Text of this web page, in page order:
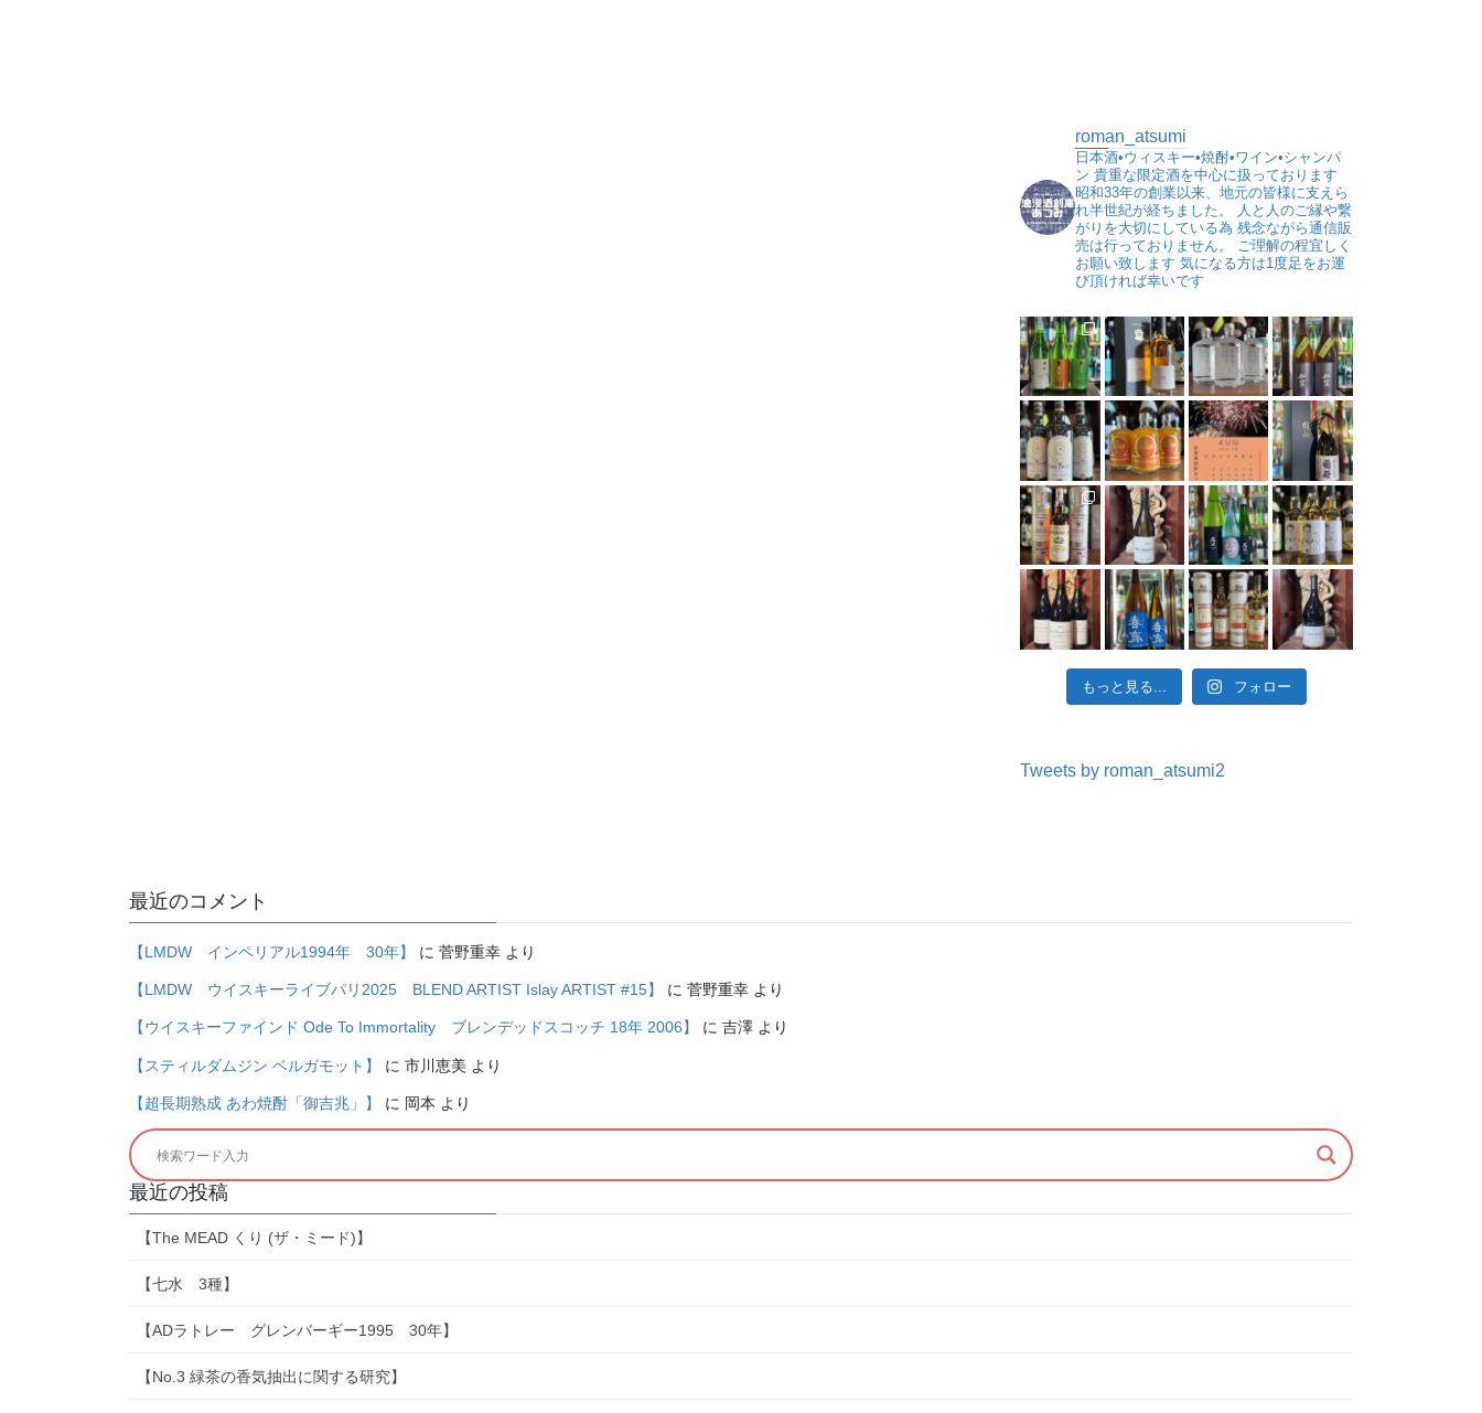
roman_atsumi
日本酒•ウィスキー•焼酎•ワイン•シャンパ
ン 貴重な限定酒を中心に扱っております
昭和33年の創業以来、地元の皆様に支えら
れ半世紀が経ちました。
人と人のご縁や繋
がりを大切にしている為 残念ながら通信販
売は行っておりません。
ご理解の程宜しく
お願い致します 気になる方は1度足をお運
び頂ければ幸いです
もっと見る... フォロー
Tweets by roman_atsumi2
最近のコメント
【LMDW インペリアル1994年 30年】 に 菅野重幸 より
【LMDW ウイスキーライブパリ2025 BLEND ARTIST Islay ARTIST #15】 に 菅野重幸 より
【ウイスキーファインド Ode To Immortality ブレンデッドスコッチ 18年 2006】 に 吉澤 より
【スティルダムジン ベルガモット】 に 市川恵美 より
【超長期熟成 あわ焼酎「御吉兆」】 に 岡本 より
最近の投稿
【The MEAD くり (ザ・ミード)】
【七水 3種】
【ADラトレー グレンバーギー1995 30年】
【No.3 緑茶の香気抽出に関する研究】